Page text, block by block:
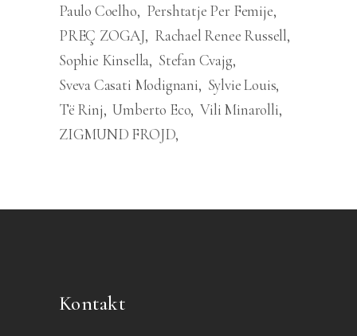
Paulo Coelho
Pershtatje Per Femije
PREÇ ZOGAJ
Rachael Renee Russell
Sophie Kinsella Stefan Cvajg
Sveva Casati Modignani
Sylvie Louis
Të Rinj Umberto Eco Vili Minarolli
ZIGMUND FROJD
Kontakt